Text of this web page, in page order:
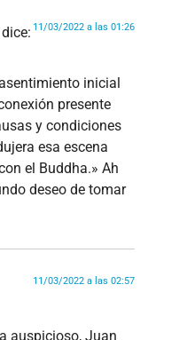
dice: 11/03/2022 a las 01:26
inicial
presente
y condiciones
esa escena
el Buddha.» Ah
deseo de tomar
11/03/2022 a las 02:57
auspicioso, Juan